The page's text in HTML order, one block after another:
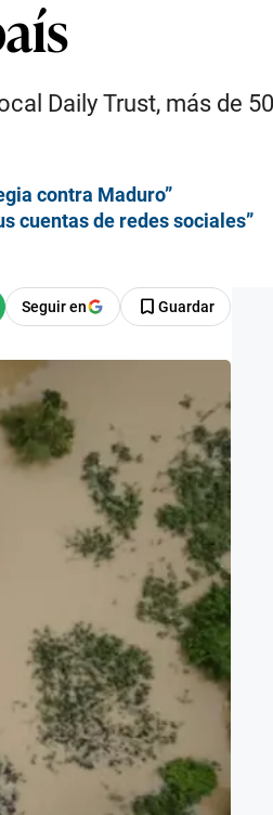
Daily Trust, más de
contra Maduro”
cuentas de redes sociales”
Seguir en Guardar